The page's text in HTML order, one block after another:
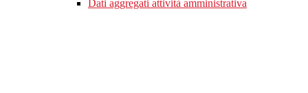
Dati aggregati attività amministrativa